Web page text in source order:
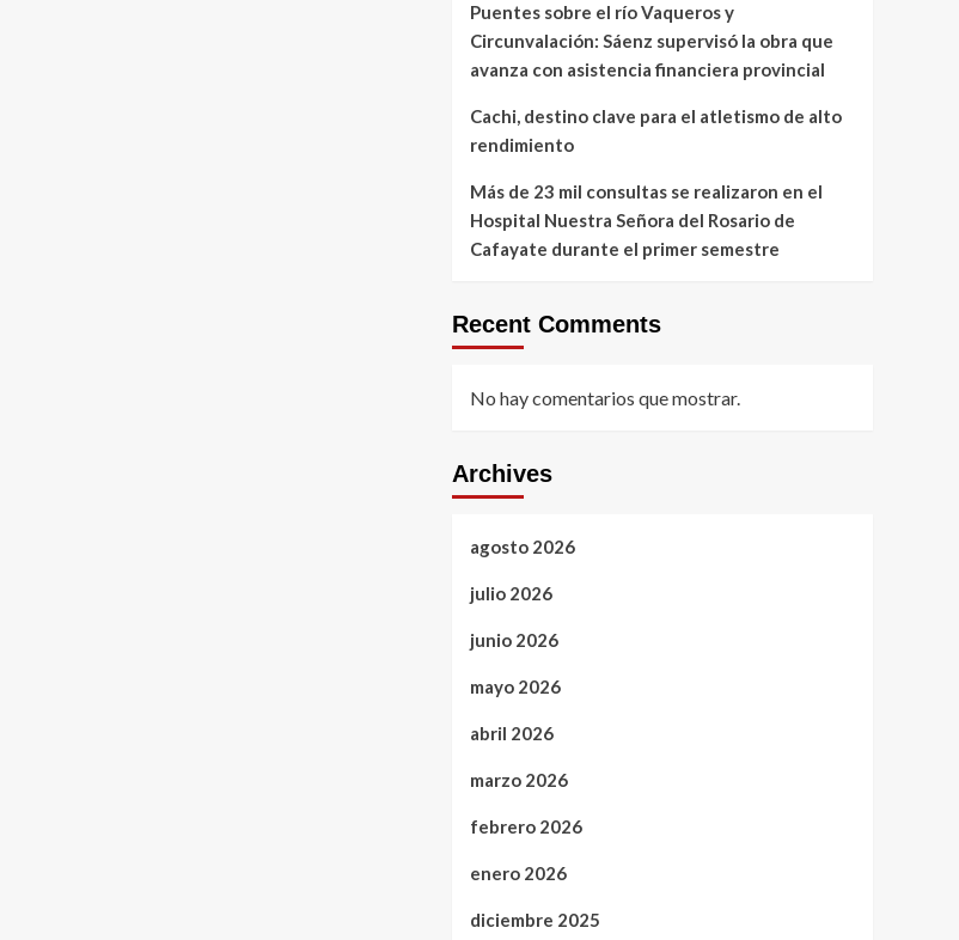
Puentes sobre el río Vaqueros y
Circunvalación: Sáenz supervisó la obra que
avanza con asistencia financiera provincial
Cachi, destino clave para el atletismo de alto
rendimiento
Más de 23 mil consultas se realizaron en el
Hospital Nuestra Señora del Rosario de
Cafayate durante el primer semestre
Recent Comments
No hay comentarios que mostrar.
Archives
agosto 2026
julio 2026
junio 2026
mayo 2026
abril 2026
marzo 2026
febrero 2026
enero 2026
diciembre 2025